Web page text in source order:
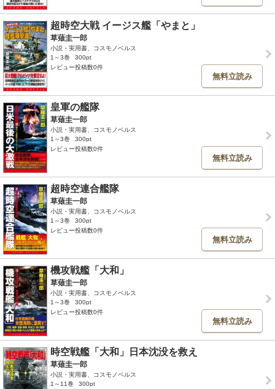
超時空大戦 イージス艦「やまと」
草薙圭一郎
小説・実用書、コスモノベルス
1～3巻
300pt
レビュー投稿数0件
無料立読み
皇軍の艦隊
草薙圭一郎
小説・実用書、コスモノベルス
1～3巻
300pt
レビュー投稿数0件
無料立読み
超時空連合艦隊
草薙圭一郎
小説・実用書、コスモノベルス
1～3巻
300pt
レビュー投稿数0件
無料立読み
機攻戦艦「大和」
草薙圭一郎
小説・実用書、コスモノベルス
1～3巻
300pt
レビュー投稿数0件
無料立読み
時空戦艦「大和」日本沈没を救え
草薙圭一郎
小説・実用書、コスモノベルス
1～11巻
300pt